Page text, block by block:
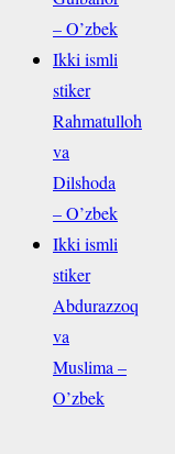
– O’zbek
Ikki ismli
stiker
Rahmatulloh
va
Dilshoda
– O’zbek
Ikki ismli
stiker
Abdurazzoq
va
Muslima –
O’zbek